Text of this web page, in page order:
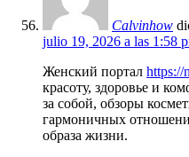
Calvinhow
julio 19, 2026 a las 1:58
Женский портал https://
красоту, здоровье и
за собой, обзоры
гармоничных
образа жизни.